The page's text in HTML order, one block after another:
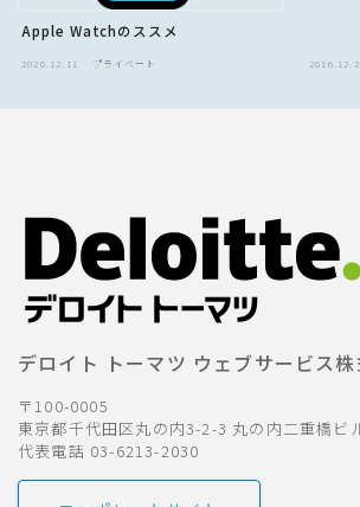
Apple Watchのススメ
2020.12.11 プライベート
デロイト トーマツ ウェブサービス
〒100-0005
東京都千代田区丸の内3-2-3 丸の内二重橋ビ
代表電話 03-6213-2030